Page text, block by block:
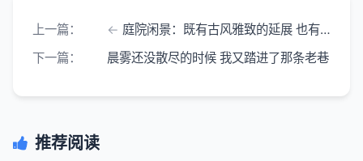
上一篇：
庭院闲景：既有古风雅致的延展 也有侧重心境的抒怀
下一篇：
晨雾还没散尽的时候 我又踏进了那条老巷
推荐阅读